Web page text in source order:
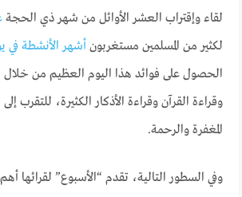
لقاء وإقتراب العشر الأوائل من شهر ذي الحجة
لكثير من المسلمين مستغربون أشهر الأنشطة في
الحصول على فوائد هذا اليوم العظيم من خلال
وقراءة القرآن وقراءة الأذكار الكثيرة، للتقرب
المغفرة والرحمة.
وفي السطور التالية، تقدم “الأسبوع” لقرائها